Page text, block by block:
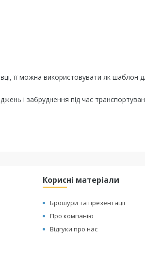
її можна використовувати як шаблон
і забруднення під час
Корисні матеріали
Брошури та презентації
Про компанію
Відгуки про нас